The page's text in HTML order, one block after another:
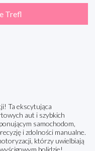
Trefl
Ta ekscytująca
aut i szybkich
samochodom,
i zdolności manualne.
którzy uwielbiają